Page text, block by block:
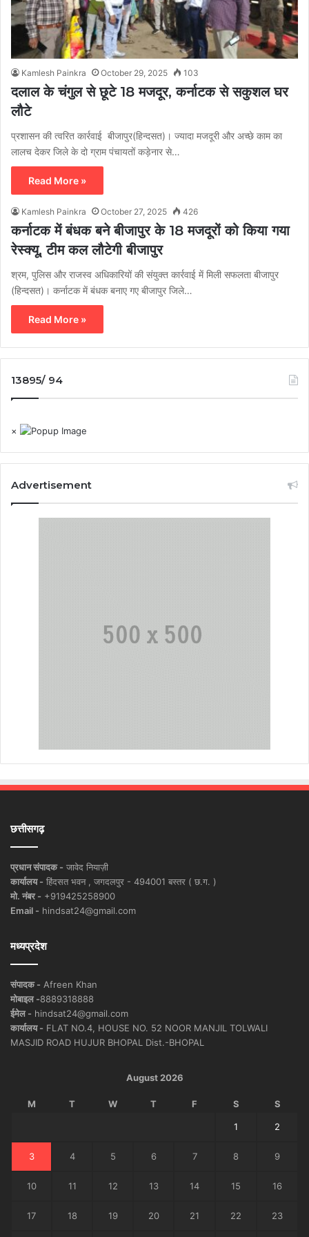
Kamlesh Painkra October 29, 2025 103
दलाल के चंगुल से छूटे 18 मजदूर, कर्नाटक से सकुशल घर
लौटे
प्रशासन की त्वरित कार्रवाई बीजापुर(हिन्दसत)। ज्यादा मजदूरी और अच्छे काम का
लालच देकर जिले के दो ग्राम पंचायतों कड़ेनार से…
Read More »
Kamlesh Painkra October 27, 2025 426
कर्नाटक में बंधक बने बीजापुर के 18 मजदूरों को किया गया
रेस्क्यू, टीम कल लौटेगी बीजापुर
श्रम, पुलिस और राजस्व अधिकारियों की संयुक्त कार्रवाई में मिली सफलता बीजापुर
(हिन्दसत)। कर्नाटक में बंधक बनाए गए बीजापुर जिले…
Read More »
13895/ 94
×
Advertisement
छत्तीसगढ़
प्रधान संपादक - जावेद नियाज़ी
कार्यालय - हिंदसत भवन , जगदलपुर - 494001 बस्तर ( छ.ग. )
मो. नंबर - +919425258900
Email - hindsat24@gmail.com
मध्यप्रदेश
संपादक - Afreen Khan
मोबाइल -8889318888
ईमेल - hindsat24@gmail.com
कार्यालय - FLAT NO.4, HOUSE NO. 52 NOOR MANJIL TOLWALI
MASJID ROAD HUJUR BHOPAL Dist.-BHOPAL
August 2026
M T W T F S S
1 2
3 4 5 6 7 8 9
10 11 12 13 14 15 16
17 18 19 20 21 22 23